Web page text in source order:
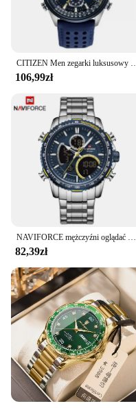
106,99zł
NAVIFORCE mężczyźni oglądać najlepsze luksusowe marki duża tarcza Sport zegarki męskie chronograf kwarcowy zegarek data mężczyzna zegar Relogio Masculino,zegarek męski,zegarek,zegarki męskie,mężczyźni kwarcowe zegark
82,39zł